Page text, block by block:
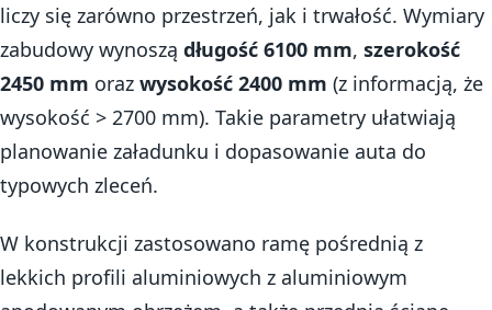
liczy się zarówno przestrzeń, jak i trwałość. Wymiary
zabudowy wynoszą długość 6100 mm, szerokość
2450 mm oraz wysokość 2400 mm (z informacją, że
wysokość > 2700 mm). Takie parametry ułatwiają
planowanie załadunku i dopasowanie auta do
typowych zleceń.
W konstrukcji zastosowano ramę pośrednią z
lekkich profili aluminiowych z aluminiowym